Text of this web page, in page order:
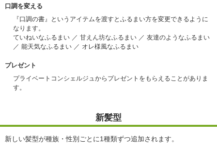
口調を変える
『口調の書』というアイテムを渡すとふるまい方を変更できるように
なります。
ていねいなふるまい ／ 甘えん坊なふるまい ／ 友達のようなふるまい
／ 能天気なふるまい ／ オレ様風なふるまい
プレゼント
プライベートコンシェルジュからプレゼントをもらえることがありま
す。
新髪型
新しい髪型が種族・性別ごとに1種類ずつ追加されます。